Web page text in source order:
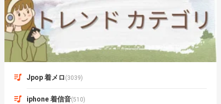
Jpop 着メロ (3039)
iphone 着信音(510)